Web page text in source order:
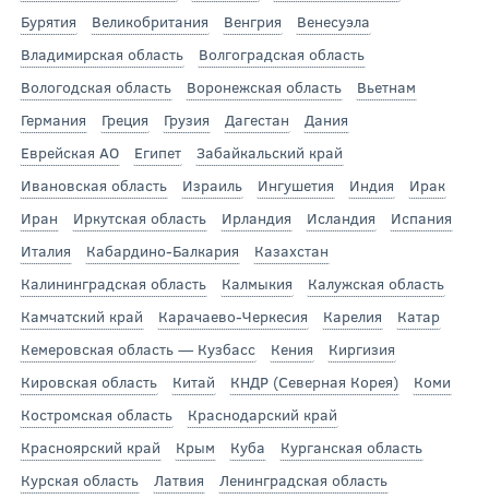
Бурятия
Великобритания Венгрия
Венесуэла
Владимирская область
Волгоградская область
Вологодская область
Воронежская область
Вьетнам
Германия
Греция Грузия Дагестан
Дания
Еврейская АО
Египет
Забайкальский край
Ивановская область
Израиль Ингушетия Индия
Ирак
Иран
Иркутская область Ирландия Исландия
Испания
Италия
Кабардино-Балкария
Казахстан
Калининградская область
Калмыкия
Калужская область
Камчатский край
Карачаево-Черкесия Карелия
Катар
Кемеровская область — Кузбасс
Кения
Киргизия
Кировская область
Китай КНДР (Северная Корея)
Коми
Костромская область
Краснодарский край
Красноярский край
Крым Куба
Курганская область
Курская область
Латвия
Ленинградская область